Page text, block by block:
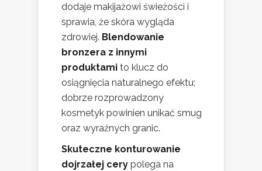
dodaje makijażowi świeżości i
sprawia, że skóra wygląda
zdrowiej. Blendowanie
bronzera z innymi
produktami to klucz do
osiągnięcia naturalnego efektu;
dobrze rozprowadzony
kosmetyk powinien unikać smug
oraz wyraźnych granic.
Skuteczne konturowanie
dojrzałej cery polega na